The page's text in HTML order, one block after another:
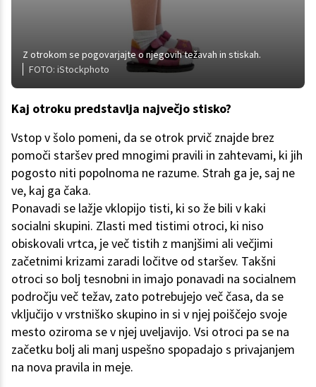
Z otrokom se pogovarjajte o njegovih težavah in stiskah.
FOTO: iStockphoto
Kaj otroku predstavlja največjo stisko?
Vstop v šolo pomeni, da se otrok prvič znajde brez
pomoči staršev pred mnogimi pravili in zahtevami, ki jih
pogosto niti popolnoma ne razume. Strah ga je, saj ne
ve, kaj ga čaka.
Ponavadi se lažje vklopijo tisti, ki so že bili v kaki
socialni skupini. Zlasti med tistimi otroci, ki niso
obiskovali vrtca, je več tistih z manjšimi ali večjimi
začetnimi krizami zaradi ločitve od staršev. Takšni
otroci so bolj tesnobni in imajo ponavadi na socialnem
področju več težav, zato potrebujejo več časa, da se
vključijo v vrstniško skupino in si v njej poiščejo svoje
mesto oziroma se v njej uveljavijo. Vsi otroci pa se na
začetku bolj ali manj uspešno spopadajo s privajanjem
na nova pravila in meje.